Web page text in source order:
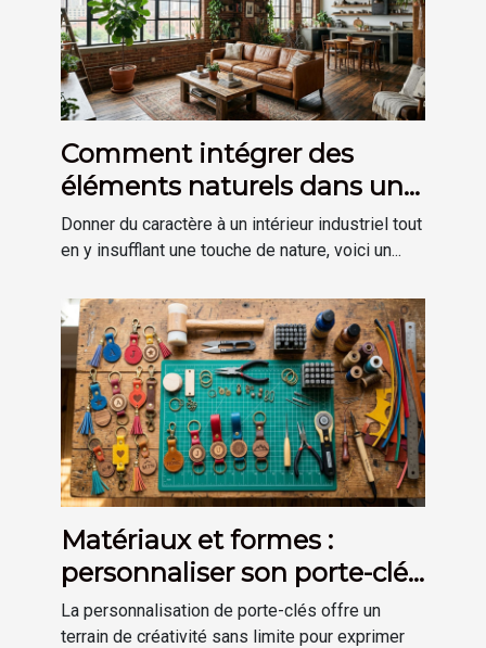
Comment intégrer des
éléments naturels dans une
décoration de style
industriel ?
Donner du caractère à un intérieur industriel tout
en y insufflant une touche de nature, voici un...
Matériaux et formes :
personnaliser son porte-clés
selon son goût
La personnalisation de porte-clés offre un
terrain de créativité sans limite pour exprimer